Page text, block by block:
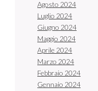
Agosto 2024
Luglio 2024
Giugno 2024
Maggio 2024
Aprile 2024
Marzo 2024
Febbraio 2024
Gennaio 2024